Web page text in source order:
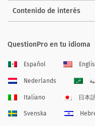
Contenido de interés
QuestionPro en tu idioma
Español
Nederlands
Italiano 日本
Svenska